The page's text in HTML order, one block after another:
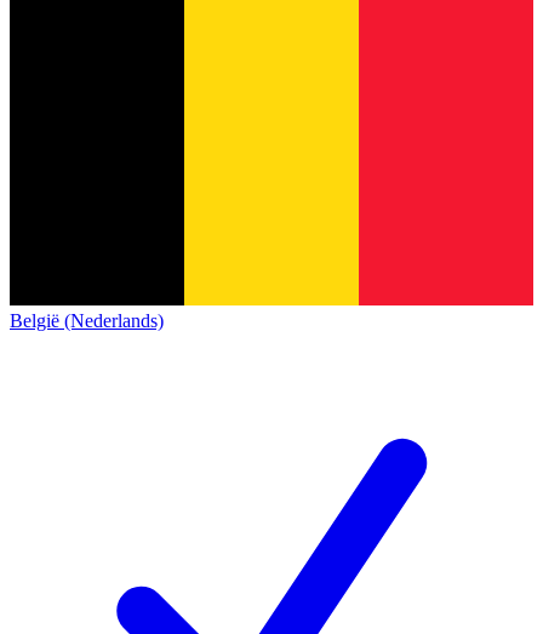
België (Nederlands)